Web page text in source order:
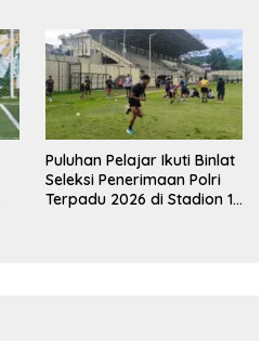
Puluhan Pelajar Ikuti Binlat
Seleksi Penerimaan Polri
Terpadu 2026 di Stadion 16